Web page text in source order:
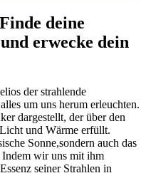
deine
erwecke ‍dein⁣
der strahlende
um uns herum erleuchten.​
dargestellt, der über den
und Wärme erfüllt.
Sonne,sondern auch⁣ das
Indem wir uns⁣ mit ihm
seiner Strahlen in